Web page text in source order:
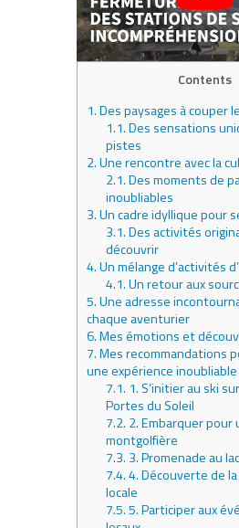
Contents
1.Des paysages à couper
1.1.Des sensations
pistes
2.Une rencontre avec la
2.1.Des moments de
inoubliables
3.Un cadre idyllique pour
3.1.Des activités
découvrir
4.Un mélange d’activités
4.1.Un retour aux
5.Une adresse
chaque aventurier
6.Mes émotions et
7.Mes recommandations
une expérience inoubliable
7.1. 1. S’initier au ski
Portes du Soleil
7.2. 2. Embarquer pour
montgolfière
7.3. 3. Promenade au
7.4.4. Découverte de
locale
7.5.5. Participer aux